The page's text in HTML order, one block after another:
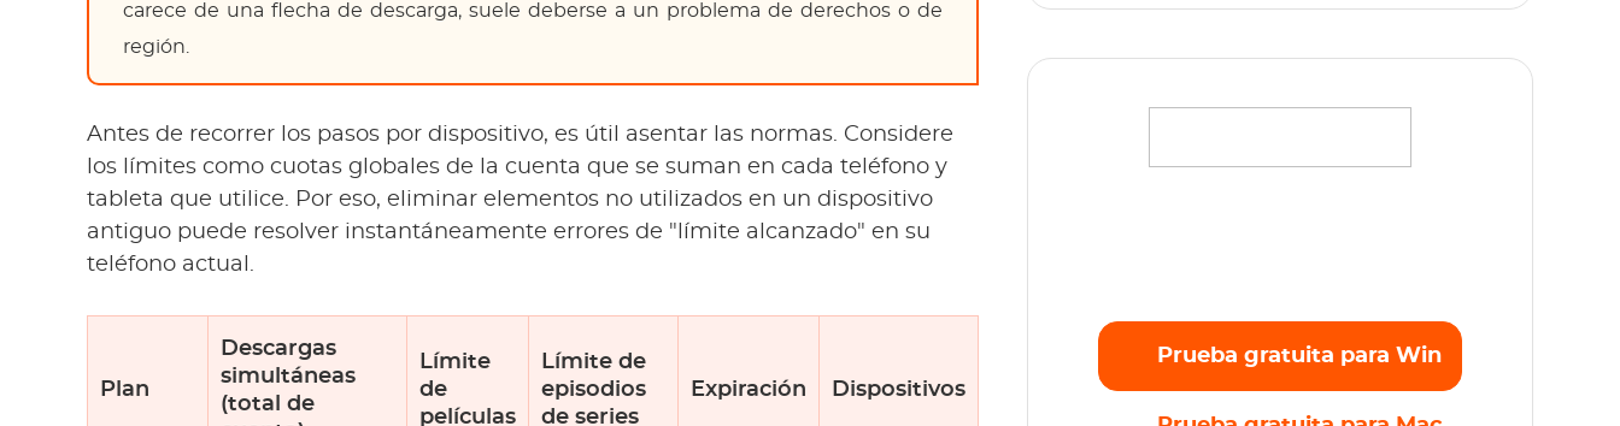
carece de una flecha de descarga, suele deberse a un problema de derechos o de
región.
Antes de recorrer los pasos por dispositivo, es útil asentar las normas. Considere
los límites como cuotas globales de la cuenta que se suman en cada teléfono y
tableta que utilice. Por eso, eliminar elementos no utilizados en un dispositivo
antiguo puede resolver instantáneamente errores de "límite alcanzado" en su
teléfono actual.
Plan
Descargas
simultáneas
(total de
Límite
de
películas
Límite de
episodios
de series
Expiración Dispositivos
Prueba gratuita para Win